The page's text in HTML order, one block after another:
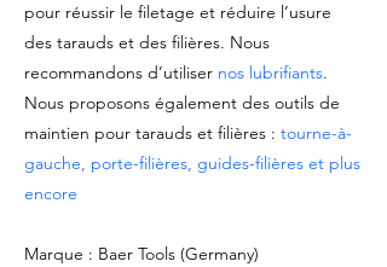
pour réussir le filetage et réduire l’usure
des tarauds et des filières. Nous
recommandons d’utiliser nos lubrifiants.
Nous proposons également des outils de
maintien pour tarauds et filières : tourne-à-
gauche, porte-filières, guides-filières et plus
encore
Marque : Baer Tools (Germany)